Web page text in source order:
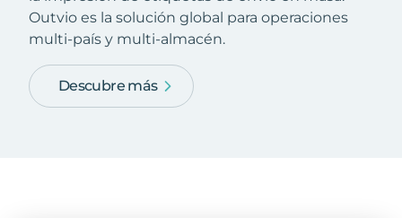
Outvio es la solución global para operaciones
multi-país y multi-almacén.
Descubre más